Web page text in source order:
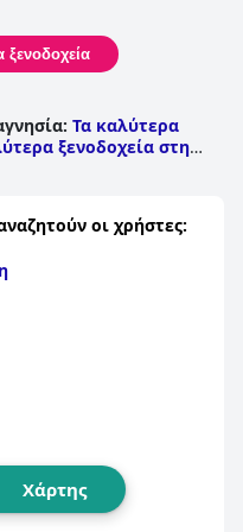
ξενοδοχεία
: Τα καλύτερα
ξενοδοχεία στη
οι χρήστες:
Χάρτης